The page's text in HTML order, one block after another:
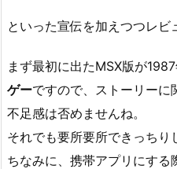
といった宣伝を加えつつレビ
まず最初に出たMSX版が
ゲーですので、ストーリーに
不足感は否めませんね。
それでも要所要所できっちり
ちなみに、携帯アプリにする